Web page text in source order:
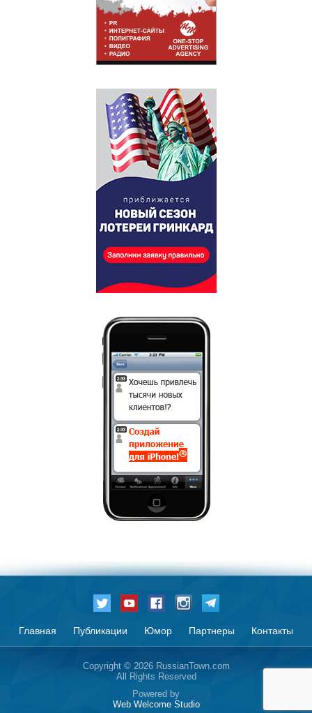
Главная Публикации Юмор Партнеры Контакты
Copyright © 2026 RussianTown.com
All Rights Reserved
Powered by
Web Welcome Studio